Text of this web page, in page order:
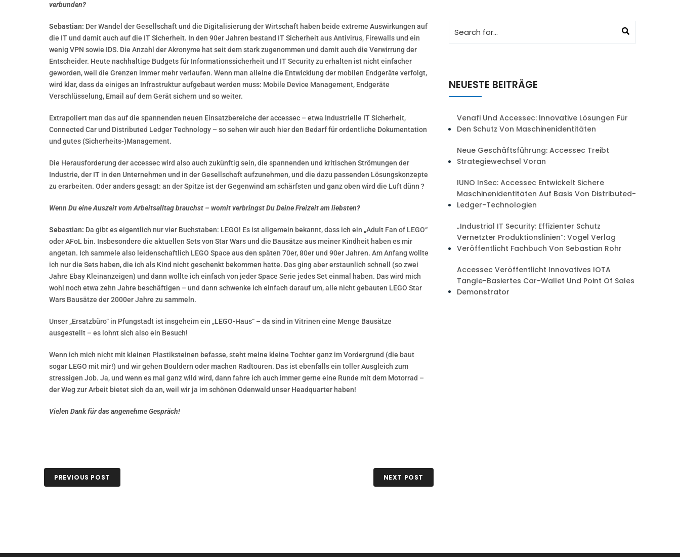
verbunden?
Sebastian: Der Wandel der Gesellschaft und die Digitalisierung der Wirtschaft haben beide extreme Auswirkungen auf
die IT und damit auch auf die IT Sicherheit. In den 90er Jahren bestand IT Sicherheit aus Antivirus, Firewalls und ein
wenig VPN sowie IDS. Die Anzahl der Akronyme hat seit dem stark zugenommen und damit auch die Verwirrung der
Entscheider. Heute nachhaltige Budgets für Informationssicherheit und IT Security zu erhalten ist nicht einfacher
geworden, weil die Grenzen immer mehr verlaufen. Wenn man alleine die Entwicklung der mobilen Endgeräte verfolgt,
wird klar, dass da einiges an Infrastruktur aufgebaut werden muss: Mobile Device Management, Endgeräte
Verschlüsselung, Email auf dem Gerät sichern und so weiter.
Extrapoliert man das auf die spannenden neuen Einsatzbereiche der accessec – etwa Industrielle IT Sicherheit,
Connected Car und Distributed Ledger Technology – so sehen wir auch hier den Bedarf für ordentliche Dokumentation
und gutes (Sicherheits-)Management.
Die Herausforderung der accessec wird also auch zukünftig sein, die spannenden und kritischen Strömungen der
Industrie, der IT in den Unternehmen und in der Gesellschaft aufzunehmen, und die dazu passenden Lösungskonzepte
zu erarbeiten. Oder anders gesagt: an der Spitze ist der Gegenwind am schärfsten und ganz oben wird die Luft dünn ?
Wenn Du eine Auszeit vom Arbeitsalltag brauchst – womit verbringst Du Deine Freizeit am liebsten?
Sebastian: Da gibt es eigentlich nur vier Buchstaben: LEGO! Es ist allgemein bekannt, dass ich ein „Adult Fan of LEGO“
oder AFoL bin. Insbesondere die aktuellen Sets von Star Wars und die Bausätze aus meiner Kindheit haben es mir
angetan. Ich sammele also leidenschaftlich LEGO Space aus den späten 70er, 80er und 90er Jahren. Am Anfang wollte
ich nur die Sets haben, die ich als Kind nicht geschenkt bekommen hatte. Das ging aber erstaunlich schnell (so zwei
Jahre Ebay Kleinanzeigen) und dann wollte ich einfach von jeder Space Serie jedes Set einmal haben. Das wird mich
wohl noch etwa zehn Jahre beschäftigen – und dann schwenke ich einfach darauf um, alle nicht gebauten LEGO Star
Wars Bausätze der 2000er Jahre zu sammeln.
Unser „Ersatzbüro“ in Pfungstadt ist insgeheim ein „LEGO-Haus“ – da sind in Vitrinen eine Menge Bausätze
ausgestellt – es lohnt sich also ein Besuch!
Wenn ich mich nicht mit kleinen Plastiksteinen befasse, steht meine kleine Tochter ganz im Vordergrund (die baut
sogar LEGO mit mir!) und wir gehen Bouldern oder machen Radtouren. Das ist ebenfalls ein toller Ausgleich zum
stressigen Job. Ja, und wenn es mal ganz wild wird, dann fahre ich auch immer gerne eine Runde mit dem Motorrad –
der Weg zur Arbeit bietet sich da an, weil wir ja im schönen Odenwald unser Headquarter haben!
Vielen Dank für das angenehme Gespräch!
PREVIOUS POST NEXT POST
NEUESTE BEITRÄGE
Venafi Und Accessec: Innovative Lösungen Für
Den Schutz Von Maschinenidentitäten
Neue Geschäftsführung: Accessec Treibt
Strategiewechsel Voran
IUNO InSec: Accessec Entwickelt Sichere
Maschinenidentitäten Auf Basis Von Distributed-
Ledger-Technologien
„Industrial IT Security: Effizienter Schutz
Vernetzter Produktionslinien“: Vogel Verlag
Veröffentlicht Fachbuch Von Sebastian Rohr
Accessec Veröffentlicht Innovatives IOTA
Tangle-Basiertes Car-Wallet Und Point Of Sales
Demonstrator